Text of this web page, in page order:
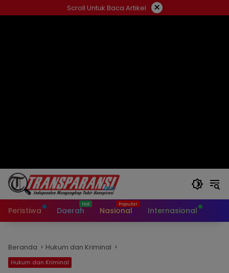
ke
Scroll Untuk Baca Artikel ×
Peristiwa Daerah Nasional Internasional
Beranda Hukum dan Kriminal
Hukum dan Kriminal